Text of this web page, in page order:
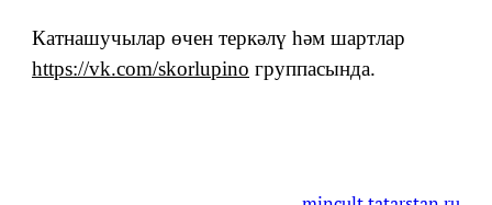
Катнашучылар өчен теркәлү һәм шартлар
https://vk.com/skorlupino группасында.